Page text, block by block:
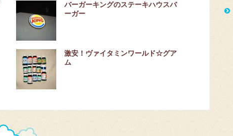
バーガーキングのステーキハウスバ
ーガー
激安！ヴァイタミンワールド☆グア
ム